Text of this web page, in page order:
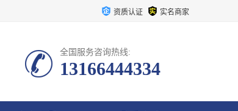
资质认证 实名商家
全国服务咨询热线:
13166444334